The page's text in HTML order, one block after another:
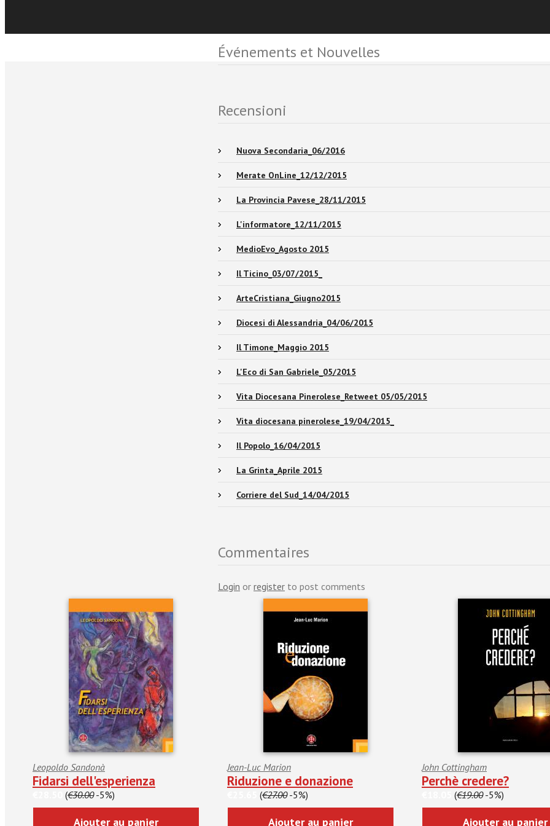
Événements et Nouvelles
Recensioni
Nuova Secondaria_06/2016
Merate OnLine_12/12/2015
La Provincia Pavese_28/11/2015
L'informatore_12/11/2015
MedioEvo_Agosto 2015
Il Ticino_03/07/2015_
ArteCristiana_Giugno2015
Diocesi di Alessandria_04/06/2015
Il Timone_Maggio 2015
L'Eco di San Gabriele_05/2015
Vita Diocesana Pinerolese_Retweet 05/05/2015
Vita diocesana pinerolese_19/04/2015_
Il Popolo_16/04/2015
La Grinta_Aprile 2015
Corriere del Sud_14/04/2015
Commentaires
Login or register to post comments
Leopoldo Sandonà
Fidarsi dell'esperienza
(€30.00-5%)
Ajouter au panier
Jean-Luc Marion
Riduzione e donazione
(€27.00-5%)
Ajouter au panier
John Cottingham
Perchè credere?
(€19.00-5%)
Ajouter au panier